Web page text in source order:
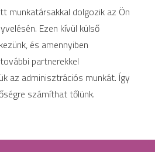
munkatársakkal dolgozik az Ön
Ezen kívül külső
és amennyiben
partnerekkel
az adminisztrációs munkát. Így
számíthat tőlünk.